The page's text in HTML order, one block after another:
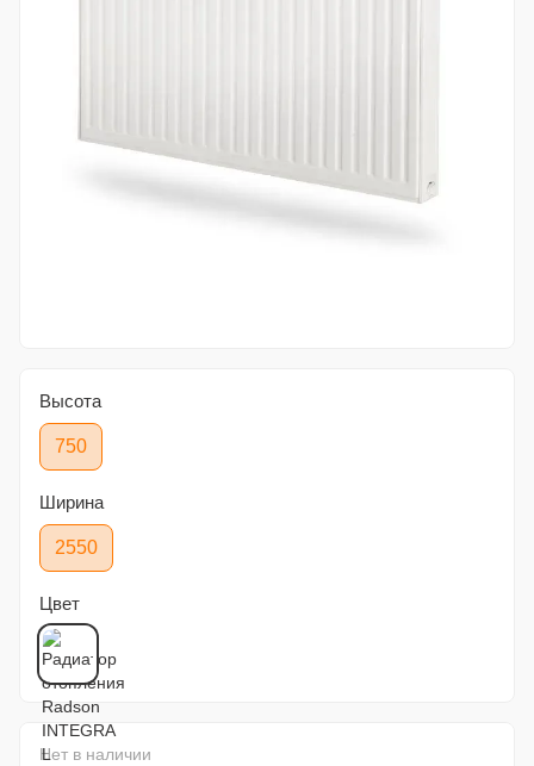
Высота
750
Ширина
2550
Цвет
Нет в наличии